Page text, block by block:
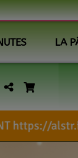
LA